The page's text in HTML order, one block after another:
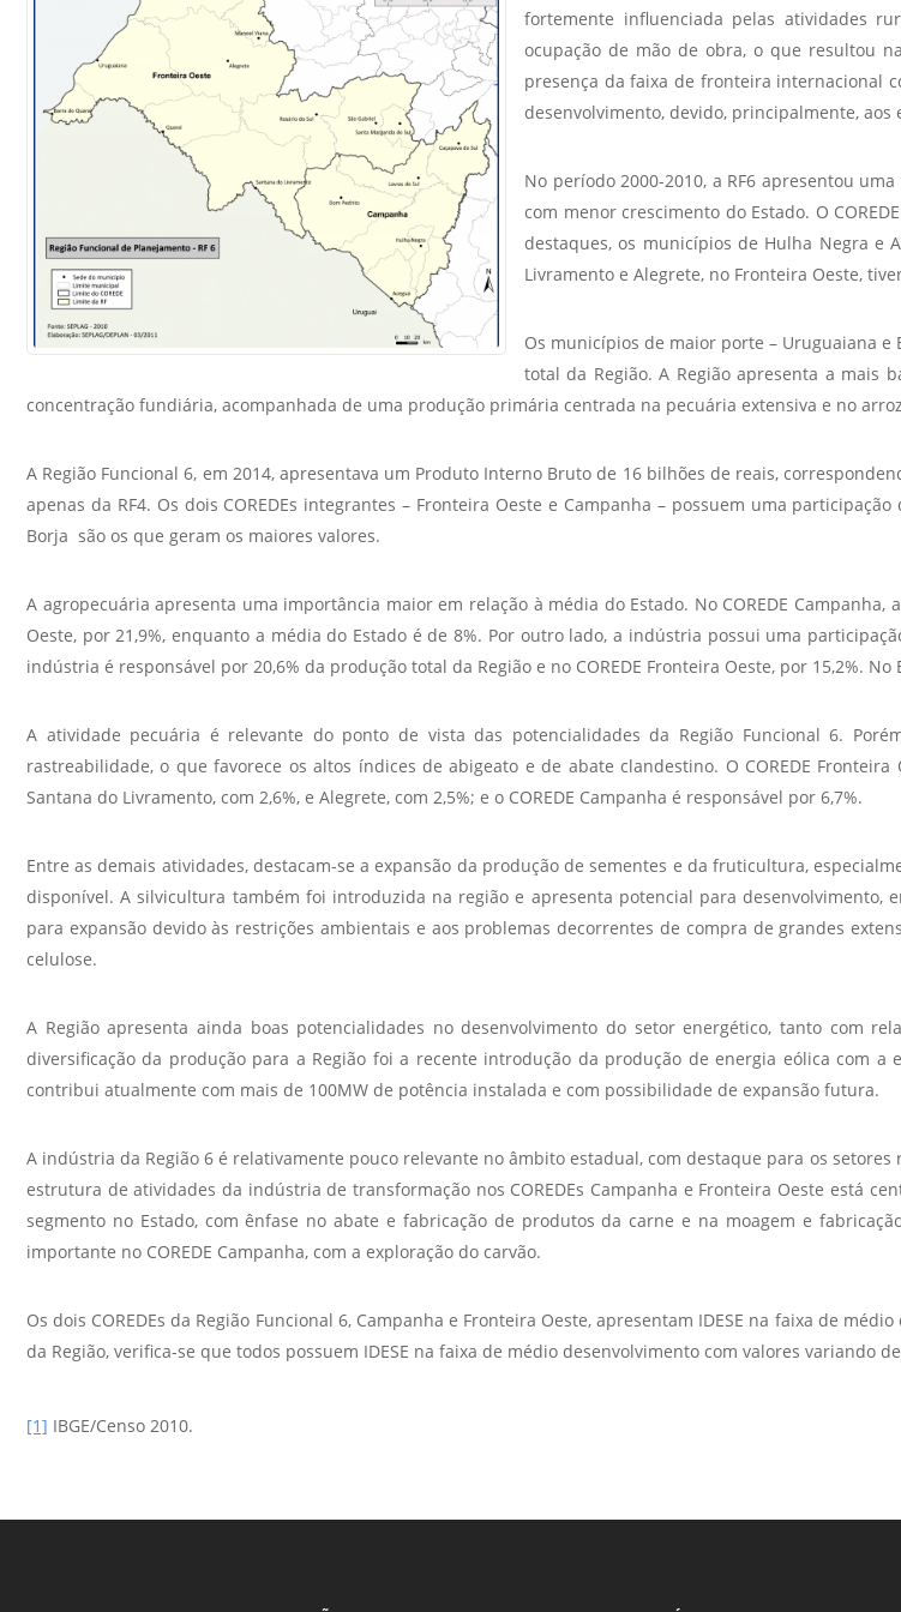
Sementes - INTEC
Laboratório de
Biotecnologia Vegetal -
INTEC
Laboratório de
Microbiologia de Alimentos
- INTEC
Laboratório de Materiais
NPJ (Núcleo de Prática
Jurídica) - Bagé, Santana do
Livramento, São Gabriel e
Alegrete
em Saúde
Vídeo Institucional
Urcamp Faz Bem
fortemente influenciada pelas atividades
ocupação de mão de obra, o que resultou
presença da faixa de fronteira internacional
desenvolvimento, devido, principalmente, aos
No período 2000-2010, a RF6 apresentou
com menor crescimento do Estado. O
destaques, os municípios de Hulha Negra e
Livramento e Alegrete, no Fronteira Oeste,
Os municípios de maior porte – Uruguaiana e
total da Região. A Região apresenta a mais
concentração fundiária, acompanhada de uma produção primária centrada na pecuária extensiva e no
A Região Funcional 6, em 2014, apresentava um Produto Interno Bruto de 16 bilhões de reais,
apenas da RF4. Os dois COREDEs integrantes – Fronteira Oeste e Campanha – possuem uma
Borja são os que geram os maiores valores.
A agropecuária apresenta uma importância maior em relação à média do Estado. No COREDE
Oeste, por 21,9%, enquanto a média do Estado é de 8%. Por outro lado, a indústria possui uma
indústria é responsável por 20,6% da produção total da Região e no COREDE Fronteira Oeste, por 15,2%.
A atividade pecuária é relevante do ponto de vista das potencialidades da Região Funcional 6.
rastreabilidade, o que favorece os altos índices de abigeato e de abate clandestino. O COREDE
Santana do Livramento, com 2,6%, e Alegrete, com 2,5%; e o COREDE Campanha é responsável por 6,7%.
Entre as demais atividades, destacam-se a expansão da produção de sementes e da fruticultura,
disponível. A silvicultura também foi introduzida na região e apresenta potencial para
para expansão devido às restrições ambientais e aos problemas decorrentes de compra de grandes
celulose.
A Região apresenta ainda boas potencialidades no desenvolvimento do setor energético, tanto com
diversificação da produção para a Região foi a recente introdução da produção de energia eólica com
contribui atualmente com mais de 100MW de potência instalada e com possibilidade de expansão futura.
A indústria da Região 6 é relativamente pouco relevante no âmbito estadual, com destaque para os
estrutura de atividades da indústria de transformação nos COREDEs Campanha e Fronteira Oeste está
segmento no Estado, com ênfase no abate e fabricação de produtos da carne e na moagem e
importante no COREDE Campanha, com a exploração do carvão.
Os dois COREDEs da Região Funcional 6, Campanha e Fronteira Oeste, apresentam IDESE na faixa de
da Região, verifica-se que todos possuem IDESE na faixa de médio desenvolvimento com valores variando
[1] IBGE/Censo 2010.